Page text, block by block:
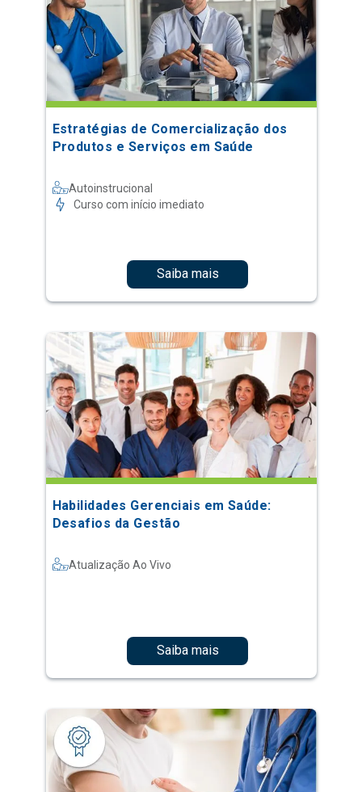
Estratégias de Comercialização dos
Produtos e Serviços em Saúde
Autoinstrucional
Curso com início imediato
Saiba mais
Habilidades Gerenciais em Saúde:
Desafios da Gestão
Atualização Ao Vivo
Saiba mais